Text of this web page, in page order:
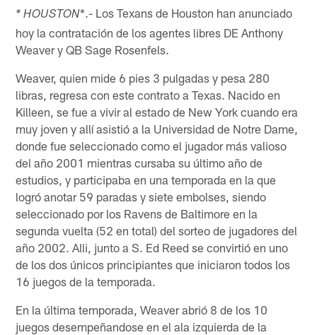
* HOUSTON*.- Los Texans de Houston han anunciado
hoy la contratación de los agentes libres DE Anthony
Weaver y QB Sage Rosenfels.
Weaver, quien mide 6 pies 3 pulgadas y pesa 280
libras, regresa con este contrato a Texas. Nacido en
Killeen, se fue a vivir al estado de New York cuando era
muy joven y allí asistió a la Universidad de Notre Dame,
donde fue seleccionado como el jugador más valioso
del año 2001 mientras cursaba su último año de
estudios, y participaba en una temporada en la que
logró anotar 59 paradas y siete embolses, siendo
seleccionado por los Ravens de Baltimore en la
segunda vuelta (52 en total) del sorteo de jugadores del
año 2002. Alli, junto a S. Ed Reed se convirtió en uno
de los dos únicos principiantes que iniciaron todos los
16 juegos de la temporada.
En la última temporada, Weaver abrió 8 de los 10
juegos desempeñandose en el ala izquierda de la